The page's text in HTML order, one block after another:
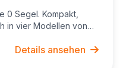
0 Segel. Kompakt,
in vier Modellen von
Details ansehen